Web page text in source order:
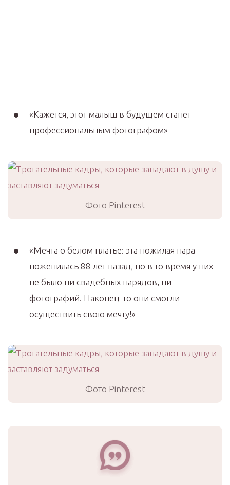
«Кажется, этот малыш в будущем станет
профессиональным фотографом»
Фото Pinterest
«Мечта о белом платье: эта пожилая пара
поженилась 88 лет назад, но в то время у них
не было ни свадебных нарядов, ни
фотографий. Наконец-то они смогли
осуществить свою мечту!»
Фото Pinterest